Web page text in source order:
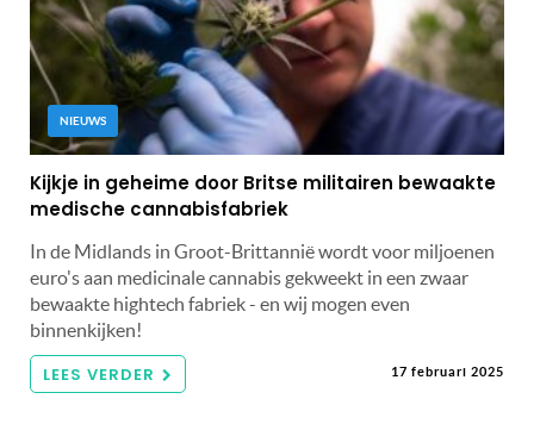
NIEUWS
Kijkje in geheime door Britse militairen bewaakte
medische cannabisfabriek
In de Midlands in Groot-Brittannië wordt voor miljoenen
euro's aan medicinale cannabis gekweekt in een zwaar
bewaakte hightech fabriek - en wij mogen even
binnenkijken!
LEES VERDER 17 februari 2025